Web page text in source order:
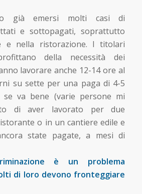
già emersi molti casi di
e sottopagati, soprattutto
e nella ristorazione. I titolari
della necessità dei
lavorare anche 12-14 ore al
su sette per una paga di 4-5
va bene (varie persone mi
di aver lavorato per due
o in un cantiere edile e
state pagate, a mesi di
è un problema
di loro devono fronteggiare